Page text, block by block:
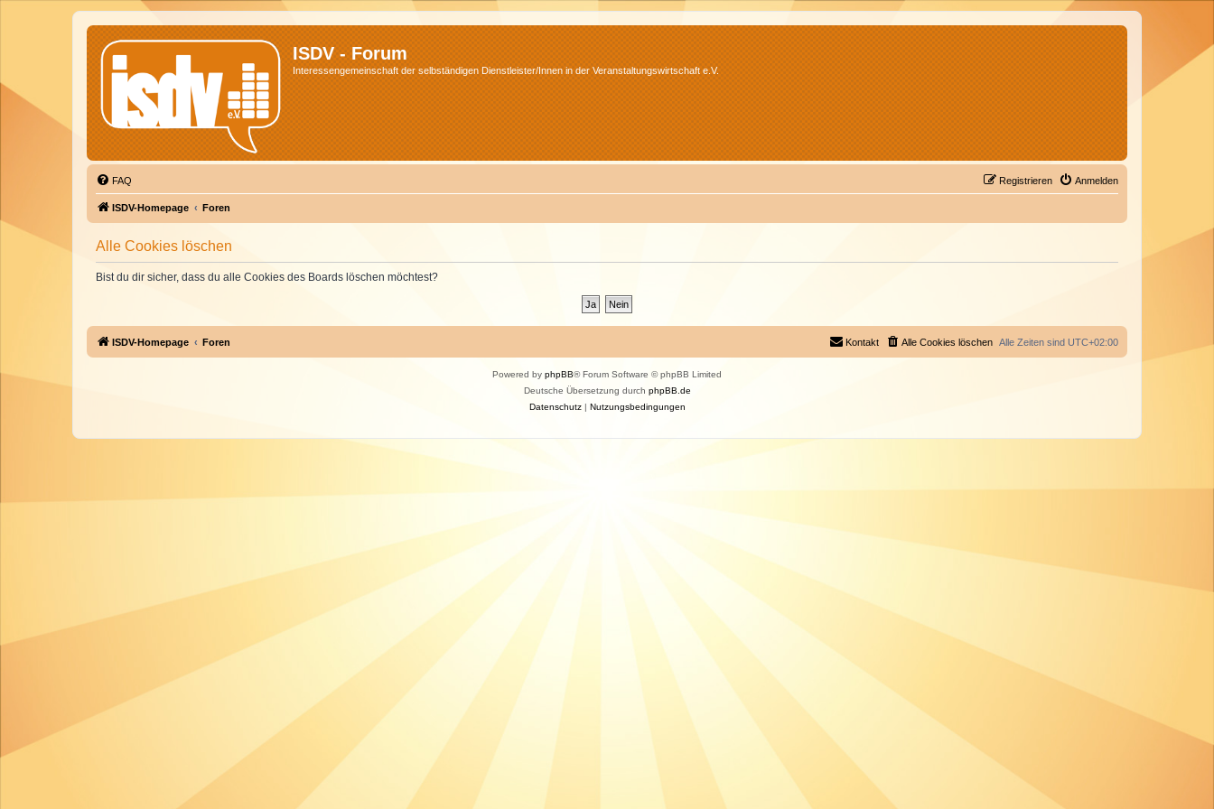
ISDV - Forum
Interessengemeinschaft der selbständigen Dienstleister/Innen in der Veranstaltungswirtschaft e.V.
FAQ Anmelden
Registrieren
ISDV-Homepage Foren
Alle Cookies löschen
Bist du dir sicher, dass du alle Cookies des Boards löschen möchtest?
ISDV-Homepage Foren Alle Zeiten sind UTC+02:00
Alle Cookies löschen
Kontakt
Powered by phpBB® Forum Software © phpBB Limited
Deutsche Übersetzung durch phpBB.de
Datenschutz| Nutzungsbedingungen